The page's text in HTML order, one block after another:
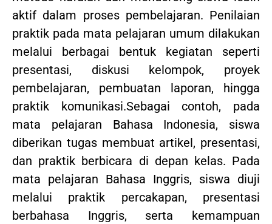
aktif dalam proses pembelajaran. Penilaian
praktik pada mata pelajaran umum dilakukan
melalui berbagai bentuk kegiatan seperti
presentasi, diskusi kelompok, proyek
pembelajaran, pembuatan laporan, hingga
praktik komunikasi.Sebagai contoh, pada
mata pelajaran Bahasa Indonesia, siswa
diberikan tugas membuat artikel, presentasi,
dan praktik berbicara di depan kelas. Pada
mata pelajaran Bahasa Inggris, siswa diuji
melalui praktik percakapan, presentasi
berbahasa Inggris, serta kemampuan